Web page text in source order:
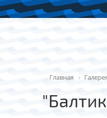
Главная